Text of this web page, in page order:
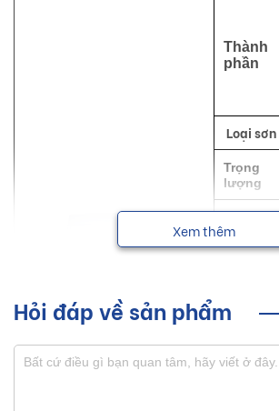
Thành
phần
Loại sơn
Trọng
lượng
Độ phủ
lý thuyết
Khô bề
Thời
Xem thêm
Hỏi đáp về sản phẩm